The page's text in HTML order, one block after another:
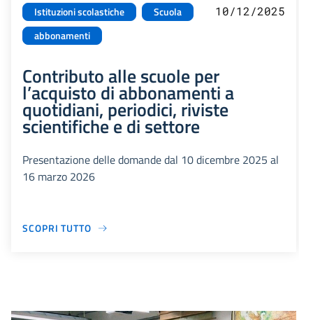
Istituzioni scolastiche
Scuola
abbonamenti
10/12/2025
Contributo alle scuole per
l’acquisto di abbonamenti a
quotidiani, periodici, riviste
scientifiche e di settore
Presentazione delle domande dal 10 dicembre 2025 al
16 marzo 2026
SCOPRI TUTTO